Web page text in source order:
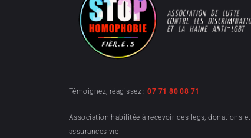
Témoignez, réagissez :07 71 80 08 71
Association habilitée à recevoir des legs, donations et
assurances-vie